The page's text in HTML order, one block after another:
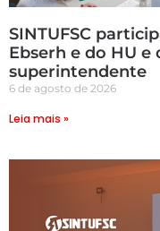
SINTUFSC
Ebserh e do HU e
superintendente
6 de agosto de 2026
Leia mais »